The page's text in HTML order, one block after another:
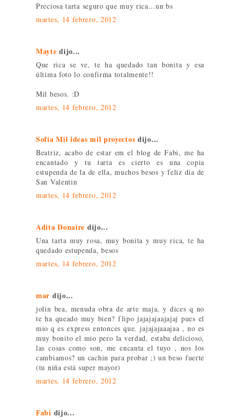
Preciosa tarta seguro que muy rica...un bs
martes, 14 febrero, 2012
Mayte dijo...
Que rica se ve, te ha quedado tan bonita y esa
última foto lo confirma totalmente!!
Mil besos. :D
martes, 14 febrero, 2012
Sofía Mil ideas mil proyectos dijo...
Beatriz, acabo de estar em el blog de Fabi, me ha
encantado y tu tarta es cierto es una copia
estupenda de la de ella, muchos besos y feliz día de
San Valentin
martes, 14 febrero, 2012
Adita Donaire dijo...
Una tarta muy rosa, muy bonita y muy rica, te ha
quedado estupenda, besos
martes, 14 febrero, 2012
mar dijo...
jolin bea, menuda obra de arte maja, y dices q no
te ha queado muy bien? flipo jajajajaajajaj pues el
mio q es express entonces que. jajajajaaajaa , no es
muy bonito el mio pero la verdad, estaba delicioso,
las cosas como son, me encanta el tuyo , nos los
cambiamos? un cachin para probar ;) un beso fuerte
(tu niña está super mayor)
martes, 14 febrero, 2012
Fabi dijo...